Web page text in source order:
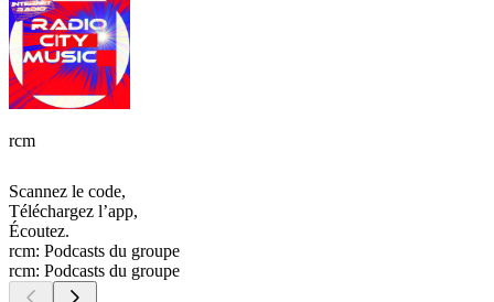
rcm
Scannez le code,
Téléchargez l’app,
Écoutez.
rcm: Podcasts du groupe
rcm: Podcasts du groupe